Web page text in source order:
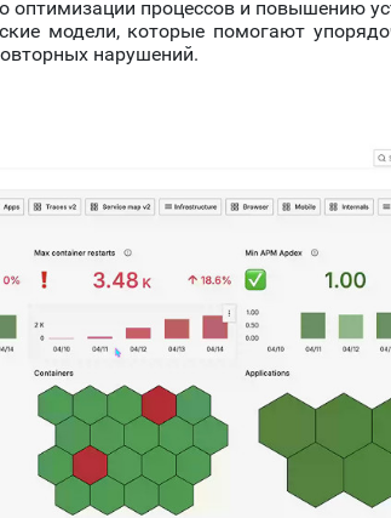
процессов и повышению
модели, которые помогают
нарушений.